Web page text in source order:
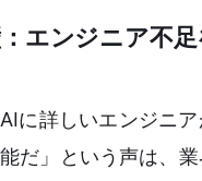
エンジニア不足
AIに詳しいエンジニ
だ」という声は、